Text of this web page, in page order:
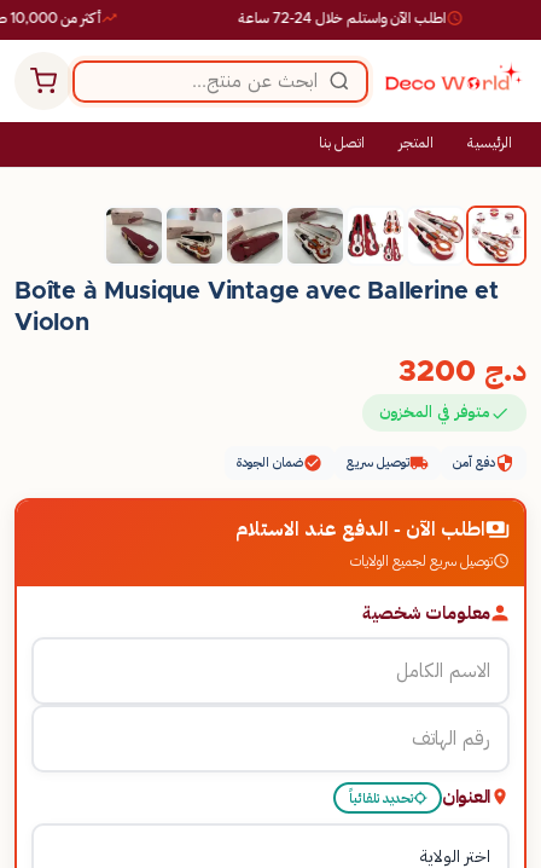
اطلب الآن واستلم خلال 24-72 ساعة
الرئيسية المتجر اتصل بنا
Boîte à Musique Vintage avec Ballerine et
Violon
د.ج
متوفر في المخزون
دفع آمن توصيل سريع ضمان الجودة
اطلب الآن - الدفع عند الاستلام
توصيل سريع لجميع الولايات
معلومات شخصية
العنوان تحديد تلقائياً